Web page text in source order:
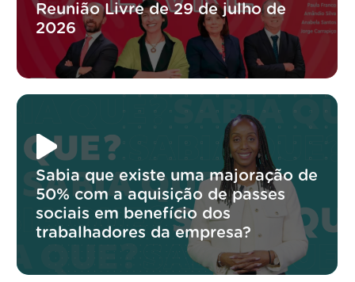
Reunião Livre de 29 de julho de
2026
Sabia que existe uma majoração de
50% com a aquisição de passes
sociais em benefício dos
trabalhadores da empresa?